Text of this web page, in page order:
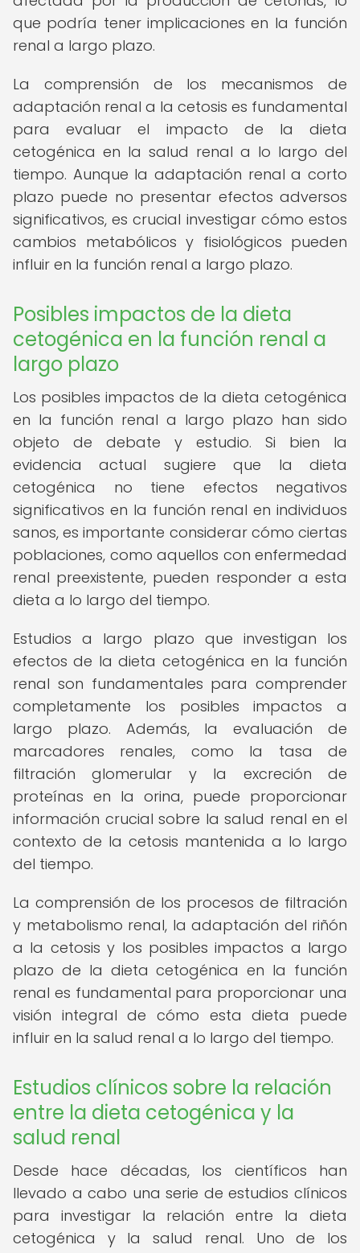
que podría tener implicaciones en la función
renal a largo plazo.
La comprensión de los mecanismos de
adaptación renal a la cetosis es fundamental
para evaluar el impacto de la dieta
cetogénica en la salud renal a lo largo del
tiempo. Aunque la adaptación renal a corto
plazo puede no presentar efectos adversos
significativos, es crucial investigar cómo estos
cambios metabólicos y fisiológicos pueden
influir en la función renal a largo plazo.
Posibles impactos de la dieta
cetogénica en la función renal a
largo plazo
Los posibles impactos de la dieta cetogénica
en la función renal a largo plazo han sido
objeto de debate y estudio. Si bien la
evidencia actual sugiere que la dieta
cetogénica no tiene efectos negativos
significativos en la función renal en individuos
sanos, es importante considerar cómo ciertas
poblaciones, como aquellos con enfermedad
renal preexistente, pueden responder a esta
dieta a lo largo del tiempo.
Estudios a largo plazo que investigan los
efectos de la dieta cetogénica en la función
renal son fundamentales para comprender
completamente los posibles impactos a
largo plazo. Además, la evaluación de
marcadores renales, como la tasa de
filtración glomerular y la excreción de
proteínas en la orina, puede proporcionar
información crucial sobre la salud renal en el
contexto de la cetosis mantenida a lo largo
del tiempo.
La comprensión de los procesos de filtración
y metabolismo renal, la adaptación del riñón
a la cetosis y los posibles impactos a largo
plazo de la dieta cetogénica en la función
renal es fundamental para proporcionar una
visión integral de cómo esta dieta puede
influir en la salud renal a lo largo del tiempo.
Estudios clínicos sobre la relación
entre la dieta cetogénica y la
salud renal
Desde hace décadas, los científicos han
llevado a cabo una serie de estudios clínicos
para investigar la relación entre la dieta
cetogénica y la salud renal. Uno de los